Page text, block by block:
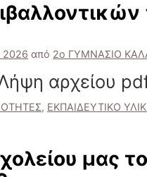
τα
2026 από 2ο ΓΥΜΝΑΣΙΟ
αρχείου
, ΕΚΠΑΙΔΕΥΤΙΚΟ
μας